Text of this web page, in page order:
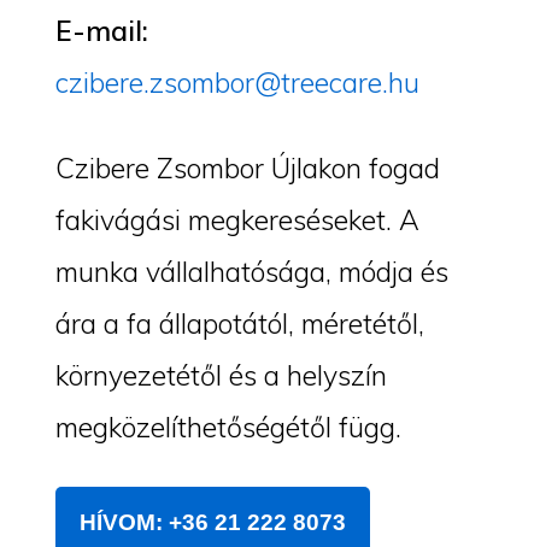
E-mail:
czibere.zsombor@treecare.hu
Czibere Zsombor Újlakon fogad
fakivágási megkereséseket. A
munka vállalhatósága, módja és
ára a fa állapotától, méretétől,
környezetétől és a helyszín
megközelíthetőségétől függ.
HÍVOM: +36 21 222 8073